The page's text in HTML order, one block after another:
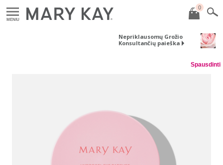
MENIU
0
Nepriklausomų Grožio
Konsultančių paieška
Spausdinti